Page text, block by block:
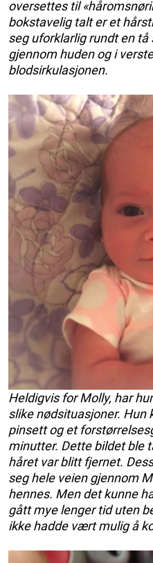
oversettes til
bokstavelig talt er et
seg uforklarlig rundt en
gjennom huden og i
blodsirkulasjonen.
Heldigvis for Molly, har
slike nødsituasjoner. Hun
pinsett og et
minutter. Dette bildet ble
håret var blitt fjernet.
seg hele veien gjennom
hennes. Men det kunne
gått mye lenger tid uten
ikke hadde vært mulig å